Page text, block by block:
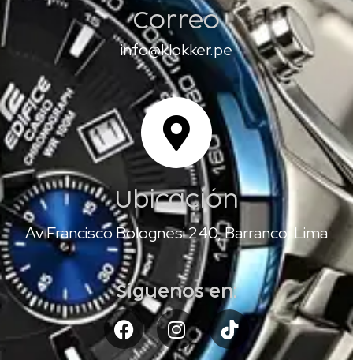
Correo
info@klokker.pe
Ubicación
Av Francisco Bolognesi 240, Barranco, Lima
Síguenos en: